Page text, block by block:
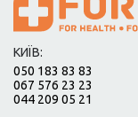
КИЇВ:
050 183 83 83
067 576 23 23
044 209 05 21